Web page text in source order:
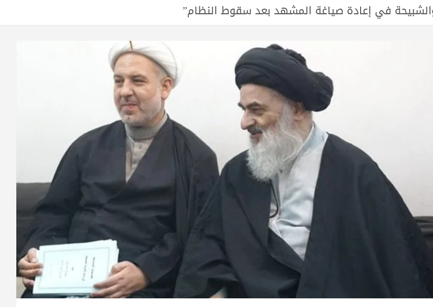
في إعادة صياغة المشهد بعد سقوط النظام”